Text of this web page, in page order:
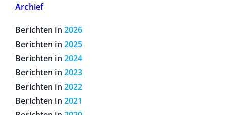
Archief
Berichten in 2026
Berichten in 2025
Berichten in 2024
Berichten in 2023
Berichten in 2022
Berichten in 2021